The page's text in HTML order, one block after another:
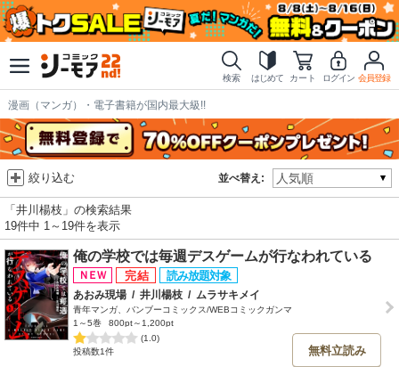
検索 はじめて カート ログイン 会員登録
漫画（マンガ）・電子書籍が国内最大級!!
並べ替え:
絞り込む
「井川楊枝」の検索結果
19件中 1～19件を表示
俺の学校では毎週デスゲームが行なわれている
あおみ現場 / 井川楊枝 / ムラサキメイ
青年マンガ、バンブーコミックス/WEBコミックガンマ
1～5巻
800pt～1,200pt
(1.0)
投稿数1件
無料立読み